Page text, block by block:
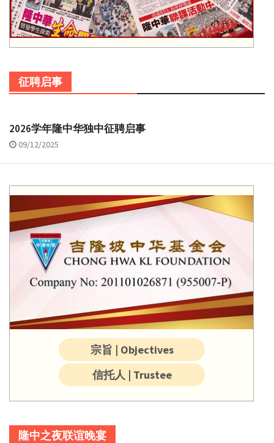
征聘启事
2026学年隆中华独中征聘启事
09/12/2025
宗旨 | Objectives
信托人 | Trustee
隆中之夜联谊晚宴